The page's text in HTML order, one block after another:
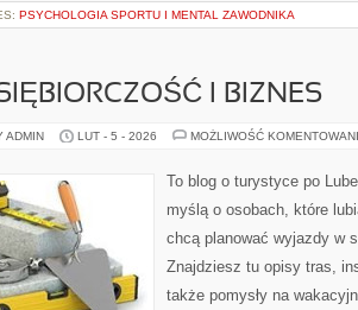
PSYCHOLOGIA SPORTU I MENTAL ZAWODNIKA
I BIZNES
ADMIN LUT - 5 - 2026 MOŻLIWOŚĆ
To blog o turystyce po
myślą o osobach, które
chcą planować wyjazdy w
Znajdziesz tu opisy tras,
także pomysły na